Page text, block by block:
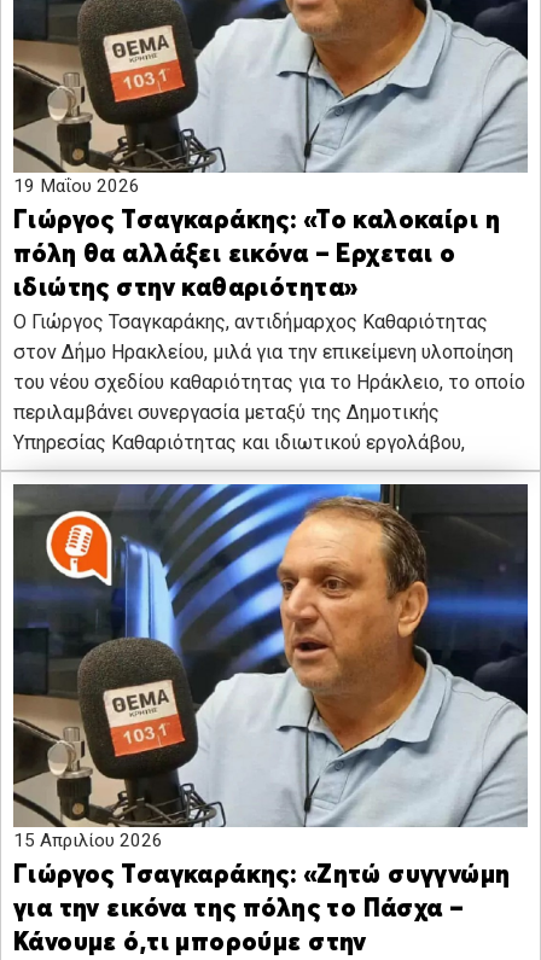
19 Μαΐου 2026
Γιώργος Τσαγκαράκης: «Το καλοκαίρι η
πόλη θα αλλάξει εικόνα – Ερχεται ο
ιδιώτης στην καθαριότητα»
Ο Γιώργος Τσαγκαράκης, αντιδήμαρχος Καθαριότητας
στον Δήμο Ηρακλείου, μιλά για την επικείμενη υλοποίηση
του νέου σχεδίου καθαριότητας για το Ηράκλειο, το οποίο
περιλαμβάνει συνεργασία μεταξύ της Δημοτικής
Υπηρεσίας Καθαριότητας και ιδιωτικού εργολάβου,
15 Απριλίου 2026
Γιώργος Τσαγκαράκης: «Ζητώ συγγνώμη
για την εικόνα της πόλης το Πάσχα –
Κάνουμε ό,τι μπορούμε στην